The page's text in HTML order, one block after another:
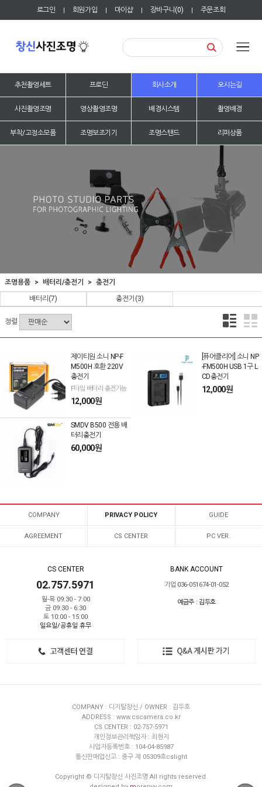
로그인 | 회원가입 | 마이샵 | 장바구니(0) | 주문조회
추천촬영세트 프로딘 회사소개 오시는길
사진촬영조명 영상촬영조명 배경시스템 촬영배경
부착/고정소모품 조명보조기기 조명스탠드 리퍼상품
조명용품 배터리/충전기
충전기
배터리 (7) 충전기 (3)
정렬
제이티원 소니 NP-F
M500H 호환 220V
충전기
F타입 배터리 충전가능
12,000원
[퓨어클리어] 소니 NP
-FM500H USB 1구 L
CD충전기
12,000원
SMDV B500 전용 배
터리충전기
60,000원
COMPANY PRIVACY POLICY GUIDE
AGREEMENT CS CENTER PC VER.
CS CENTER
02.757.5971
월-목 09:30 - 7:00
금 09:30 - 6:30
토 10:00 - 15:00
일요일/공휴일 휴무
BANK ACCOUNT
기업 036-051674-01-052
예금주 : 김두호
COMPANY : 디지탈창신 / OWNER : 김두호
ADDRESS : www.cscamera.co.kr
CS CENTER : 02-757-5971
개인정보관리책임자 : 최현지
사업자등록번호 : 104-04-85987
통신판매업신고 : 중구 제 05309호cslight
Copyright © 디지탈창신 사진조명 All rights reserved.